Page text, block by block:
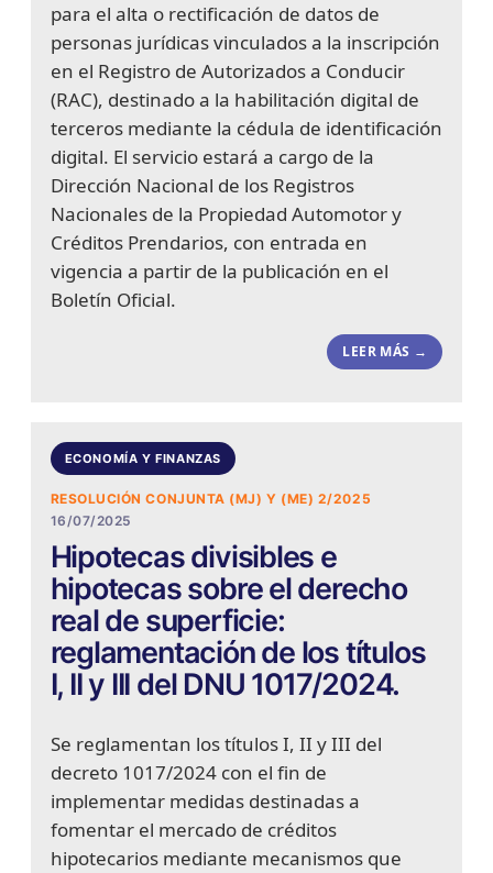
para el alta o rectificación de datos de
personas jurídicas vinculados a la inscripción
en el Registro de Autorizados a Conducir
(RAC), destinado a la habilitación digital de
terceros mediante la cédula de identificación
digital. El servicio estará a cargo de la
Dirección Nacional de los Registros
Nacionales de la Propiedad Automotor y
Créditos Prendarios, con entrada en
vigencia a partir de la publicación en el
Boletín Oficial.
LEER MÁS →
ECONOMÍA Y FINANZAS
RESOLUCIÓN CONJUNTA (MJ) Y (ME) 2/2025
16/07/2025
Hipotecas divisibles e
hipotecas sobre el derecho
real de superficie:
reglamentación de los títulos
I, II y III del DNU 1017/2024.
Se reglamentan los títulos I, II y III del
decreto 1017/2024 con el fin de
implementar medidas destinadas a
fomentar el mercado de créditos
hipotecarios mediante mecanismos que